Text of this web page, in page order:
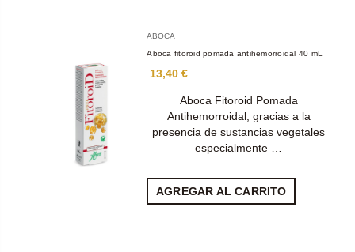
ABOCA
Aboca fitoroid pomada antihemorroidal 40 mL
13,40 €
Aboca Fitoroid Pomada
Antihemorroidal, gracias a la
presencia de sustancias vegetales
especialmente …
AGREGAR AL CARRITO